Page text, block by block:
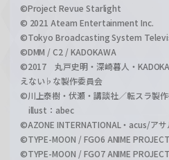
©Project Revue Starlight
© 2021 Ateam Entertainment Inc.
©Tokyo Broadcasting System
©DMM / C2 / KADOKAWA
©2017 丸戸史明・深崎暮人・
えない♭な製作委員会
©川上泰樹・伏瀬・講談社／転スラ製
illust：abec
©AZONE INTERNATIONAL・acus/ア
©TYPE-MOON / FGO6 ANIME PROJECT
©TYPE-MOON / FGO7 ANIME PROJECT